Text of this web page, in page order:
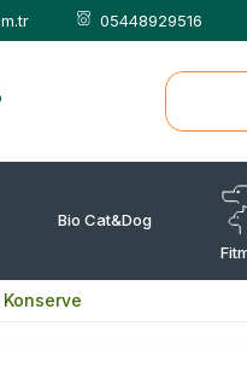
05448929516
Bio Cat&Dog
Konserve